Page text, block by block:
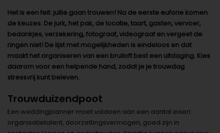
Het is een feit: jullie gaan trouwen! Na de eerste euforie komen
de keuzes. De jurk, het pak, de locatie, taart, gasten, vervoer,
bedankjes, verzekering, fotograaf, videograaf en vergeet de
ringen niet! De lijst met mogelijkheden is eindeloos en dat
maakt het organiseren van een bruiloft best een uitdaging. Kies
daarom voor een helpende hand, zodat je je trouwdag
stressvrij kunt beleven.
Trouwduizendpoot
Een weddingplanner moet voldoen aan een aantal eisen:
organisatietalent, doorzettingsvermogen, goed zijn in